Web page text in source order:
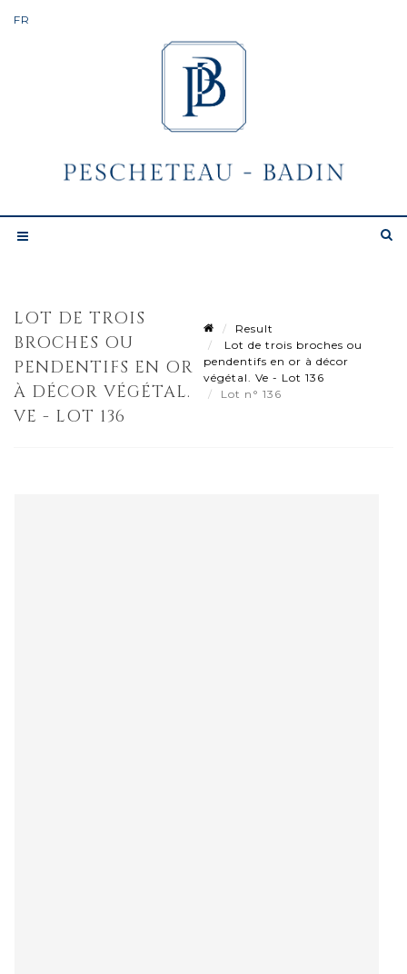
LOT DE TROIS
BROCHES OU
PENDENTIFS EN OR
À DÉCOR VÉGÉTAL.
VE - LOT 136
Result
Lot de trois broches ou
pendentifs en or à décor
végétal. Ve - Lot 136
Lot n° 136